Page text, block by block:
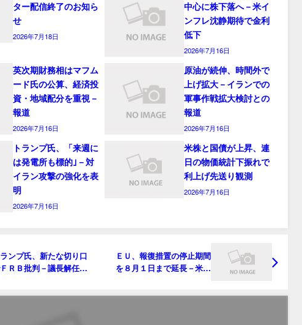
ター配信終了のお知ら
せ
2026年7月18日
中心に株下落へ－米イ
ンフレ沈静期待で金利
低下
2026年7月16日
英次期財務相はマフム
ード氏の公算、経済投
資・地域配分を重視－
報道
2026年7月16日
原油が続伸、時間外で
上げ拡大－イランでの
軍事作戦拡大検討との
報道
2026年7月16日
トランプ氏、「来週に
は発電所も標的｣－対
イラン攻撃の強化を表
明
2026年7月16日
米株と国債が上昇、連
日の物価統計下振れで
利上げ先送り観測
2026年7月16日
ランプ氏、新たな切り口
ＲＢ批判－議長解任リ
ＥＵ、報復措置の停止期間
を８月１日まで延長－米国